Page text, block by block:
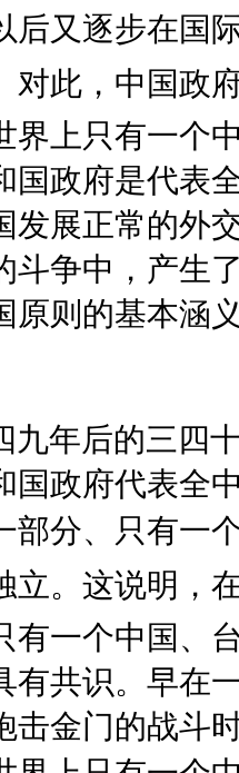
又逐步在国际
对此，中国政
界上只有一个
国政府是代表
发展正常的外
斗争中，产生
原则的基本涵
年后的三四
国政府代表全
部分、只有一
独立。这说明
有一个中国、
有共识。早在
击金门的战斗